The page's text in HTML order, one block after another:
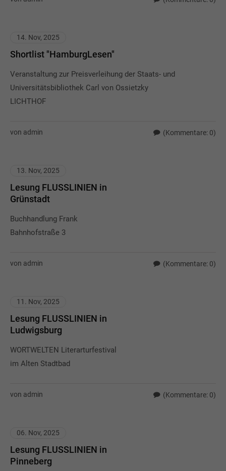
14. Nov, 2025
Shortlist "HamburgLesen"
Veranstaltung zur Preisverleihung der Staats- und
Universitätsbibliothek Carl von Ossietzky
LICHTHOF
von admin (Kommentare: 0)
13. Nov, 2025
Lesung FLUSSLINIEN in
Grünstadt
Buchhandlung Frank
Bahnhofstraße 3
von admin (Kommentare: 0)
11. Nov, 2025
Lesung FLUSSLINIEN in
Ludwigsburg
WORTWELTEN Literarturfestival
im Alten Stadtbad
von admin (Kommentare: 0)
06. Nov, 2025
Lesung FLUSSLINIEN in
Pinneberg